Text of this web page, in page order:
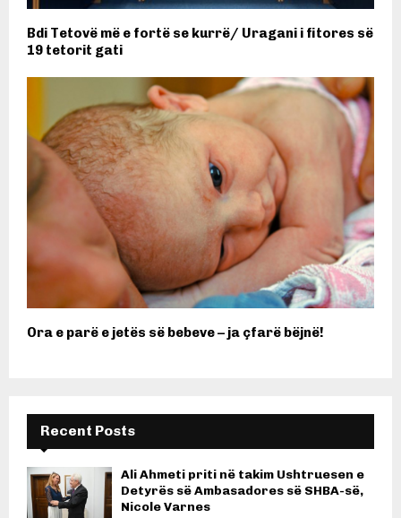
Bdi Tetovë më e fortë se kurrë/ Uragani i fitores së
19 tetorit gati
Ora e parë e jetës së bebeve – ja çfarë bëjnë!
Recent Posts
Ali Ahmeti priti në takim Ushtruesen e
Detyrës së Ambasadores së SHBA-së,
Nicole Varnes